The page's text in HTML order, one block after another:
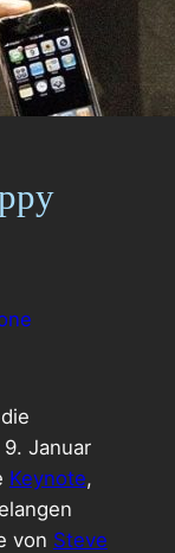
Januar
Keynote,
von Steve